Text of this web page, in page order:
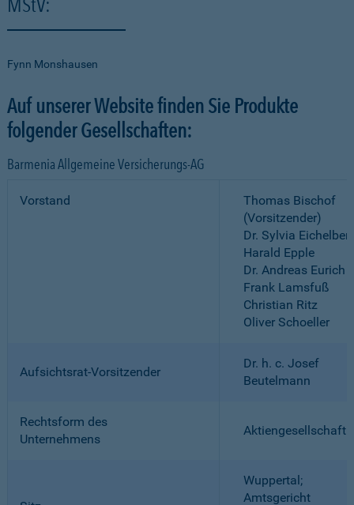
Fynn Monshausen
Auf unserer Website finden Sie Produkte
folgender Gesellschaften:
Barmenia Allgemeine Versicherungs-AG
Vorstand
Thomas Bischof
(Vorsitzender)
Dr. Sylvia
Harald Epple
Dr. Andreas Eurich
Frank Lamsfuß
Christian Ritz
Oliver Schoeller
Aufsichtsrat-Vorsitzender
Dr. h. c. Josef
Beutelmann
Rechtsform des
Unternehmens
Aktiengesellschaft
Wuppertal;
Amtsgericht